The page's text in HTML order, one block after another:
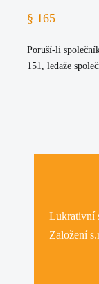
§ 165
Poruší-li
151, ledaže
Lukrativní
Založení